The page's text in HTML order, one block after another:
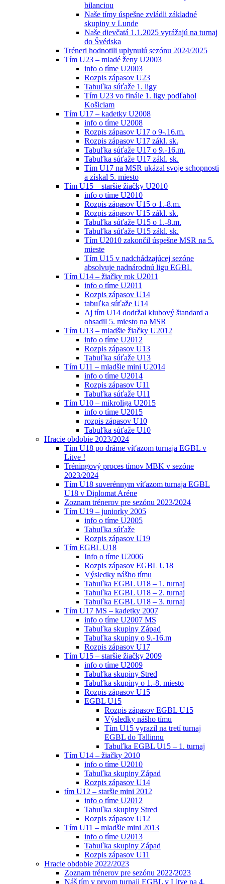
bilanciou
Naše tímy úspešne zvládli základné
skupiny v Lunde
Naše dievčatá 1.1.2025 vyrážajú na turnaj
do Švédska
Tréneri hodnotili uplynulú sezónu 2024/2025
Tím U23 – mladé ženy U2003
info o tíme U2003
Rozpis zápasov U23
Tabuľka súťaže 1. ligy
Tím U23 vo finále 1. ligy podľahol
Košiciam
Tím U17 – kadetky U2008
info o tíme U2008
Rozpis zápasov U17 o 9-.16.m.
Rozpis zápasov U17 zákl. sk.
Tabuľka súťaže U17 o 9.-16.m.
Tabuľka súťaže U17 zákl. sk.
Tím U17 na MSR ukázal svoje schopnosti
a získal 5. miesto
Tím U15 – staršie žiačky U2010
info o tíme U2010
Rozpis zápasov U15 o 1.-8.m.
Rozpis zápasov U15 zákl. sk.
Tabuľka súťaže U15 o 1.-8.m.
Tabuľka súťaže U15 zákl. sk.
Tím U2010 zakončil úspešne MSR na 5.
mieste
Tím U15 v nadchádzajúcej sezóne
absolvuje nadnárodnú ligu EGBL
Tím U14 – žiačky rok U2011
info o tíme U2011
Rozpis zápasov U14
tabuľka súťaže U14
Aj tím U14 dodržal klubový štandard a
obsadil 5. miesto na MSR
Tím U13 – mladšie žiačky U2012
info o tíme U2012
Rozpis zápasov U13
Tabuľka súťaže U13
Tím U11 – mladšie mini U2014
info o tíme U2014
Rozpis zápasov U11
Tabuľka súťaže U11
Tím U10 – mikroliga U2015
info o tíme U2015
rozpis zápasov U10
Tabuľka súťaže U10
Hracie obdobie 2023/2024
Tím U18 po dráme víťazom turnaja EGBL v
Litve !
Tréningový proces tímov MBK v sezóne
2023/2024
Tím U18 suverénnym víťazom turnaja EGBL
U18 v Diplomat Aréne
Zoznam trénerov pre sezónu 2023/2024
Tím U19 – juniorky 2005
info o tíme U2005
Tabuľka súťaže
Rozpis zápasov U19
Tím EGBL U18
Info o tíme U2006
Rozpis zápasov EGBL U18
Výsledky nášho tímu
Tabuľka EGBL U18 – 1. turnaj
Tabuľka EGBL U18 – 2. turnaj
Tabuľka EGBL U18 – 3. turnaj
Tím U17 MS – kadetky 2007
info o tíme U2007 MS
Tabuľka skupiny Západ
Tabuľka skupiny o 9.-16.m
Rozpis zápasov U17
Tím U15 – staršie žiačky 2009
info o tíme U2009
Tabuľka skupiny Stred
Tabuľka skupiny o 1.-8. miesto
Rozpis zápasov U15
EGBL U15
Rozpis zápasov EGBL U15
Výsledky nášho tímu
Tím U15 vyrazil na tretí turnaj
EGBL do Tallinnu
Tabuľka EGBL U15 – 1. turnaj
Tím U14 – žiačky 2010
info o tíme U2010
Tabuľka skupiny Západ
Rozpis zápasov U14
tím U12 – staršie mini 2012
info o tíme U2012
Tabuľka skupiny Stred
Rozpis zápasov U12
Tím U11 – mladšie mini 2013
info o tíme U2013
Tabuľka skupiny Západ
Rozpis zápasov U11
Hracie obdobie 2022/2023
Zoznam trénerov pre sezónu 2022/2023
Náš tím v prvom turnaji EGBL v Litve na 4.